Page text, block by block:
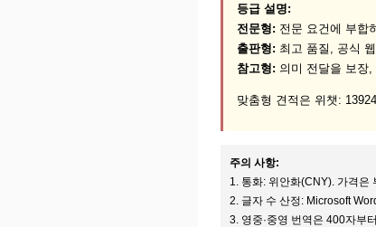
등급 설명:
전문형: 전문 요건에 부합
출판형: 최고 품질, 공식
참고형: 의미 전달을 보장,
맞춤형 견적은 위챗:
주의 사항:
1. 통화: 위안화(CNY). 가격은
2. 글자 수 산정: Microsoft
3. 영중·중영 번역은 400자부